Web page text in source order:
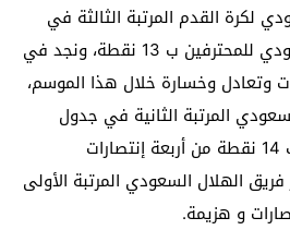
لكرة القدم المرتبة الثالثة في
جدول ترتيب الدوري السعودي للمحترفين ب 13 نقطة، ونجد في
وتعادل وخسارة خلال هذا الموسم،
المرتبة الثانية في جدول
ترتيب الدوري السعودي ب 14 نقطة من أربعة إنتصارات
الهلال السعودي المرتبة الأولى